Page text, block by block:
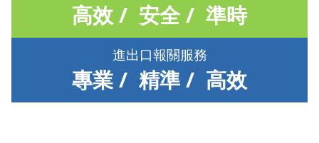
高效 / 安全 / 準時
進出口報關服務
專業 / 精準 / 高效